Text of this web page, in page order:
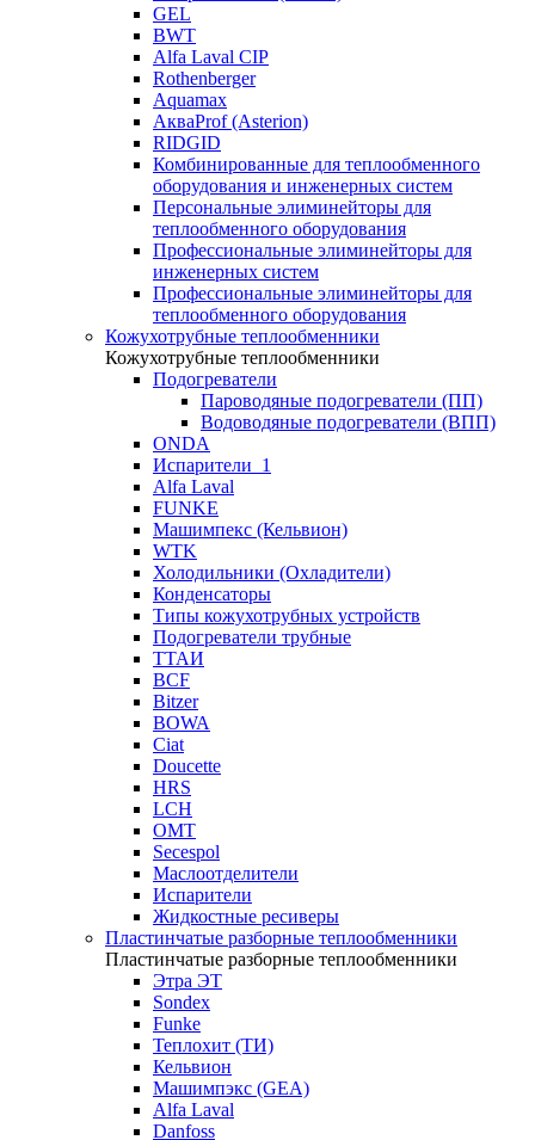
GEL
BWT
Alfa Laval CIP
Rothenberger
Aquamax
АкваProf (Asterion)
RIDGID
Комбинированные для теплообменного
оборудования и инженерных систем
Персональные элиминейторы для
теплообменного оборудования
Профессиональные элиминейторы для
инженерных систем
Профессиональные элиминейторы для
теплообменного оборудования
Кожухотрубные теплообменники
Кожухотрубные теплообменники
Подогреватели
Пароводяные подогреватели (ПП)
Водоводяные подогреватели (ВПП)
ONDA
Испарители_1
Alfa Laval
FUNKE
Машимпекс (Кельвион)
WTK
Холодильники (Охладители)
Конденсаторы
Типы кожухотрубных устройств
Подогреватели трубные
ТТАИ
BCF
Bitzer
BOWA
Ciat
Doucette
HRS
LCH
OMT
Secespol
Маслоотделители
Испарители
Жидкостные ресиверы
Пластинчатые разборные теплообменники
Пластинчатые разборные теплообменники
Этра ЭТ
Sondex
Funke
Теплохит (ТИ)
Кельвион
Машимпэкс (GEA)
Alfa Laval
Danfoss